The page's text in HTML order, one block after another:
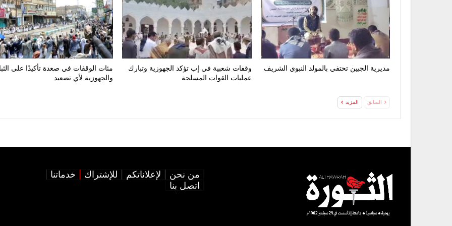
مديرية الجبين تحتفي بالمولد النبوي الشريف
وقفات شعبية في إب تؤكد الجهوزية وتبارك
عمليات القوات المسلحة
مئات الوقفات في صعدة تأكيدًا على
والجهوزية لأي تصعيد
السابق المزيد
من نحن لإعلاناتكم للإشتراك
خدماتنا
اتصل بنا